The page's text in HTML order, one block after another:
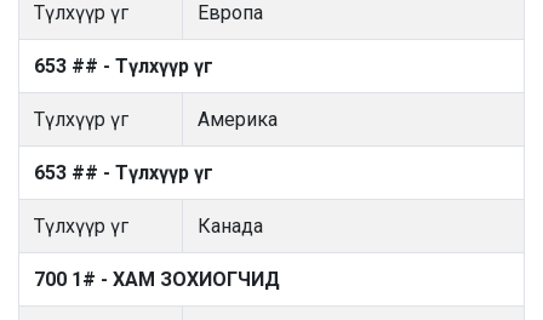
Түлхүүр үг Европа
653 ## - Түлхүүр үг
Түлхүүр үг Америка
653 ## - Түлхүүр үг
Түлхүүр үг Канада
700 1# - ХАМ ЗОХИОГЧИД